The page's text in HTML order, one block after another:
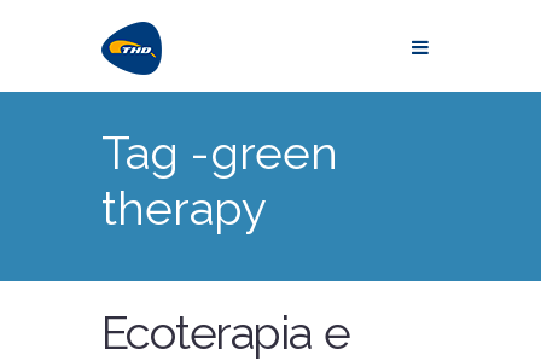
Tag -green
therapy
Ecoterapia e